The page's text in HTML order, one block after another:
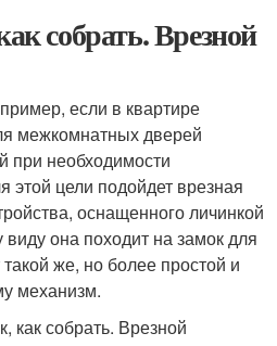
собрать. Врезной
если в квартире
межкомнатных дверей
при необходимости
этой цели подойдет врезная
оснащенного личинкой
она походит на замок для
же, но более простой и
механизм.